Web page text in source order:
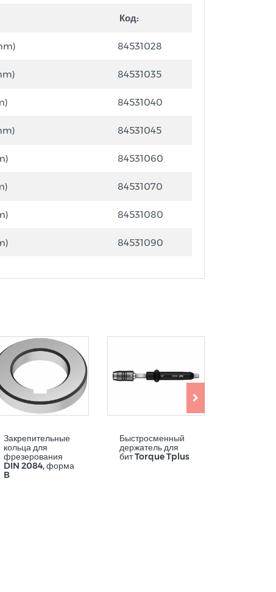
Код:
84531028
84531035
84531040
84531045
84531060
84531070
84531080
84531090
Закрепительные
кольца для
фрезерования
DIN 2084, форма
B
Быстросменный
держатель для
бит Torque Tplus